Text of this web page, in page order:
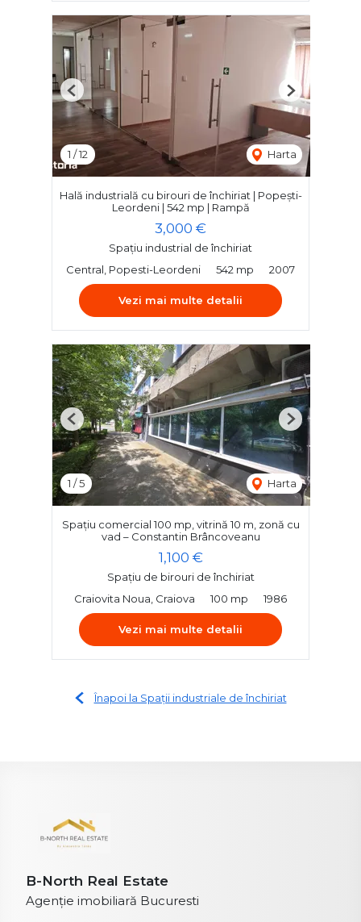
1 /12 Harta
Previous Next
Hală industrială cu birouri de închiriat | Popești-
Leordeni | 542 mp | Rampă
3,000 €
Spațiu industrial de închiriat
Central, Popesti-Leordeni
542 mp 2007
Vezi mai multe detalii
1 /5 Harta
Previous Next
Spațiu comercial 100 mp, vitrină 10 m, zonă cu
vad – Constantin Brâncoveanu
1,100 €
Spațiu de birouri de închiriat
Craiovita Noua, Craiova
100 mp 1986
Vezi mai multe detalii
Înapoi la Spații industriale de închiriat
B-North Real Estate
Agenție imobiliară Bucuresti